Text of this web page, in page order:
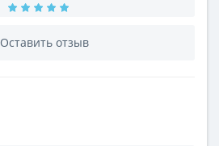
Оставить отзыв